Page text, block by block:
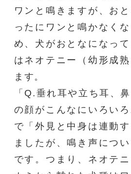
ワンと鳴きますが、お
ったにワンと鳴かなく
め、犬がおとなになっ
はネオテニー（幼形成
ます。
「Q.垂れ耳や立ち耳、
の顔がこんなにいろいろ
で「外見と中身は連動
ましたが、鳴き声につ
です。つまり、ネオテ